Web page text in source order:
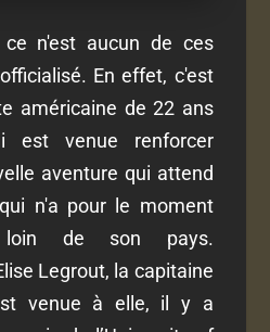
n'est aucun de ces
En effet, c'est
américaine de 22 ans
est venue renforcer
aventure qui attend
n'a pour le moment
loin de son pays.
Legrout, la capitaine
venue à elle, il y a